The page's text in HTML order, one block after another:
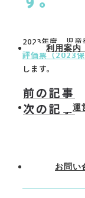
利用案内
運
お問い
2023年度 児童
評価票（2023保
します。
前の記事
次の記事